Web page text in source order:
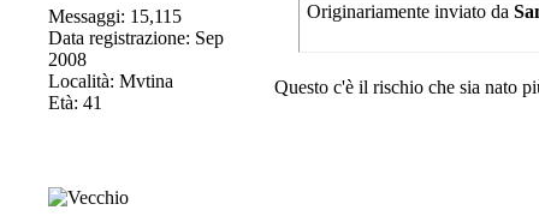
Messaggi: 15,115
Data registrazione: Sep
2008
Località: Mvtina
Età: 41
Originariamente inviato da
Questo c'è il rischio che sia nato